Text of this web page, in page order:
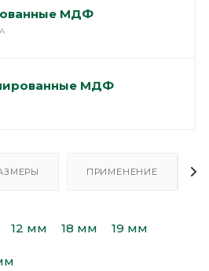
МДФ
МДФ
ПРИМЕНЕНИЕ
12 мм 18 мм 19 мм